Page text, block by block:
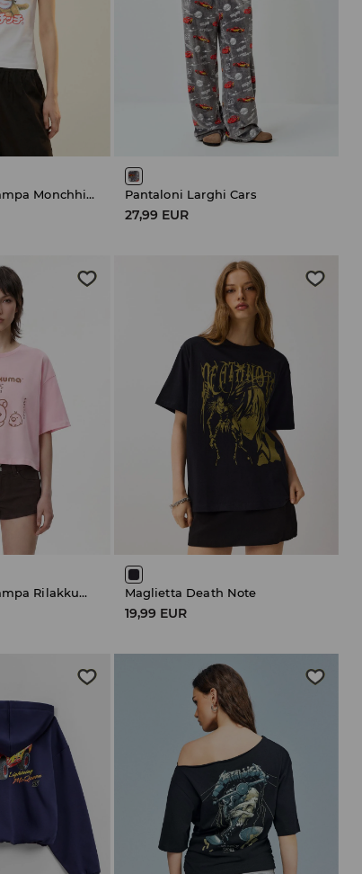
Maglietta con stampa Monchhichi Pantaloni Larghi Cars
27,99 EUR
Maglietta con stampa Rilakkuma Maglietta Death Note
19,99 EUR